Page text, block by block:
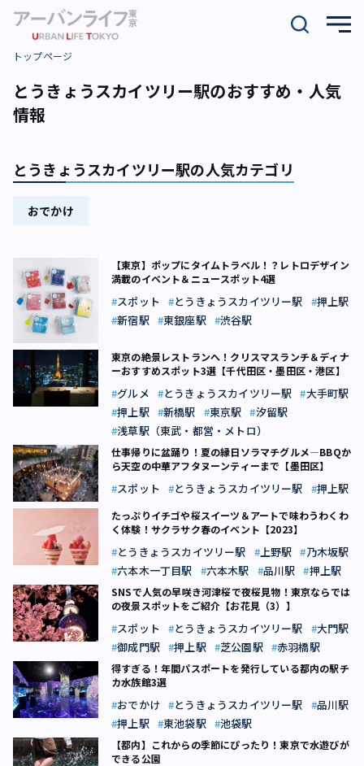
トップページ
とうきょうスカイツリー駅のおすすめ・人気
情報
とうきょうスカイツリー駅の人気カテゴリ
おでかけ
【東京】ポップにタイムトラベル！？レトロデザイン
満載のイベント＆ニュースポット4選
スポット とうきょうスカイツリー駅
押上駅
新宿駅
東銀座駅 渋谷駅
東京の絶景レストランへ！クリスマスランチ＆ディナ
ーおすすめスポット3選【千代田区・墨田区・港区】
グルメ とうきょうスカイツリー駅
大手町駅
押上駅
新橋駅 東京駅
汐留駅
浅草駅（東武・都営・メトロ）
仕事帰りに盆踊り！夏の縁日ソラマチグルメ―BBQか
ら天空の中華アフタヌーンティーまで【墨田区】
スポット とうきょうスカイツリー駅 押上駅
たっぷりイチゴや桜スイーツ＆アートで味わうわくわ
く体験！サクラサク春のイベント【2023】
とうきょうスカイツリー駅 上野駅
乃木坂駅
六本木一丁目駅
六本木駅 品川駅 押上駅
SNSで人気の早咲き河津桜で夜桜見物！東京ならでは
の夜景スポットをご紹介【お花見（3）】
スポット とうきょうスカイツリー駅
大門駅
御成門駅
押上駅 芝公園駅 赤羽橋駅
得すぎる！年間パスポートを発行している都内の駅チ
カ水族館3選
おでかけ とうきょうスカイツリー駅
品川駅
押上駅
東池袋駅 池袋駅
【都内】これからの季節にぴったり！東京で水遊びが
できる公園